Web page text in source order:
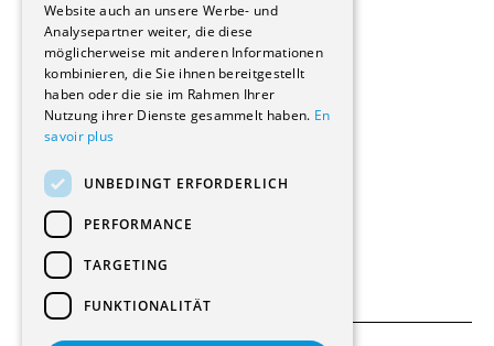
Renovierungen
Innere Umbauten
Gastgewerbe und Tourismus
Verwaltungsgebäude und Geschäfte
Schuleinrichtungen
Medizinische Einrichtungen
Kultur - Sport - Freizeit
Industrie - Handwerk
Transport und Parkplätze
Diverse Bauten
Website auch an unsere Werbe- und
Analysepartner weiter, die diese
möglicherweise mit anderen Informationen
kombinieren, die Sie ihnen bereitgestellt
haben oder die sie im Rahmen Ihrer
Nutzung ihrer Dienste gesammelt haben. En
savoir plus
UNBEDINGT ERFORDERLICH
PERFORMANCE
TARGETING
FUNKTIONALITÄT